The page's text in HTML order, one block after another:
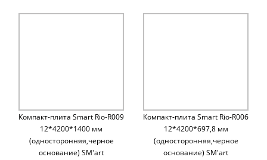
Компакт-плита Smart Rio-R009
12*4200*1400 мм
(односторонняя,черное
основание) SM'art
Компакт-плита Smart Rio-R006
12*4200*697,8 мм
(односторонняя,черное
основание) SM'art